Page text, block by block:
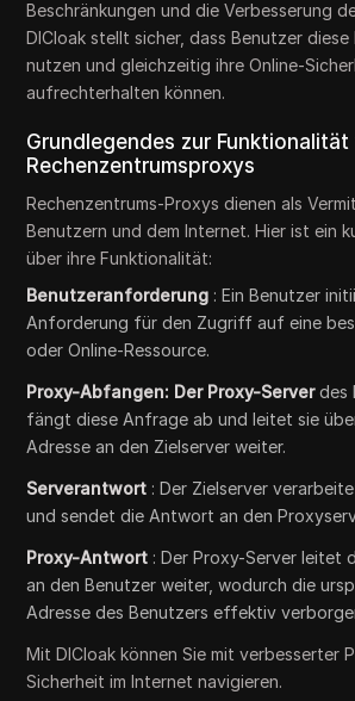
Beschränkungen und die Verbesserung
DICloak stellt sicher, dass Benutzer
nutzen und gleichzeitig ihre Online-
aufrechterhalten können.
Grundlegendes zur Funktionalität
Rechenzentrumsproxys
Rechenzentrums-Proxys dienen als
Benutzern und dem Internet. Hier ist ein
über ihre Funktionalität:
Benutzeranforderung : Ein Benutzer
Anforderung für den Zugriff auf eine
oder Online-Ressource.
Proxy-Abfangen: Der Proxy-Serverdes
fängt diese Anfrage ab und leitet sie
Adresse an den Zielserver weiter.
Serverantwort : Der Zielserver
und sendet die Antwort an den
Proxy-Antwort : Der Proxy-Server leitet
an den Benutzer weiter, wodurch die
Adresse des Benutzers effektiv
Mit DICloak können Sie mit verbesserter
Sicherheit im Internet navigieren.